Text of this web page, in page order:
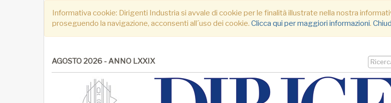
Informativa cookie: Dirigenti Industria si avvale di cookie per le finalità illustrate nella nostra
proseguendo la navigazione, acconsenti all´uso dei cookie. Clicca qui per maggiori informazioni.
AGOSTO 2026 - ANNO LXXIX